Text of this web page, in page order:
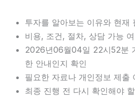
투자를 알아보는 이유와 현재
비용, 조건, 절차, 상담 가능
2026년06월04일 22시52분
한 안내인지 확인
필요한 자료나 개인정보 제출
최종 진행 전 다시 확인해야